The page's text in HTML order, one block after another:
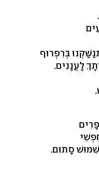
בְּרִפְרוּף
לָעֲנָנִים.
שִׁמּוּשׁ סָתוּם.